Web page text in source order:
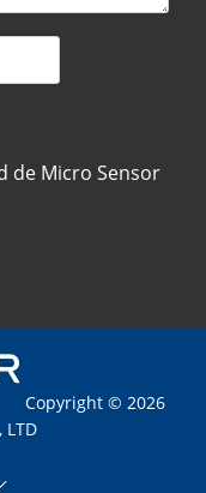
de Micro Sensor
Copyright © 2026
LTD